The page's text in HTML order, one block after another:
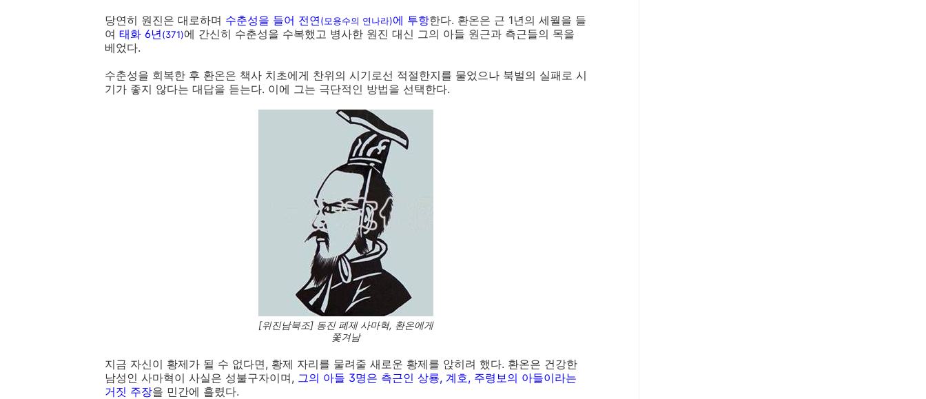
당연히 원진은 대로하며 수춘성을 들어 전연(모용수의 연나라)에 투항한다. 환온은 근 1년의 세월을 들
여 태화 6년(371)에 간신히 수춘성을 수복했고 병사한 원진 대신 그의 아들 원근과 측근들의 목을
베었다.
수춘성을 회복한 후 환온은 책사 치초에게 찬위의 시기로선 적절한지를 물었으나 북벌의 실패로 시
기가 좋지 않다는 대답을 듣는다. 이에 그는 극단적인 방법을 선택한다.
[위진남북조] 동진 폐제 사마혁, 환온에게
쫓겨남
지금 자신이 황제가 될 수 없다면, 황제 자리를 물려줄 새로운 황제를 앉히려 했다. 환온은 건강한
남성인 사마혁이 사실은 성불구자이며, 그의 아들 3명은 측근인 상룡, 계호, 주령보의 아들이라는
거짓 주장을 민간에 흘렸다.